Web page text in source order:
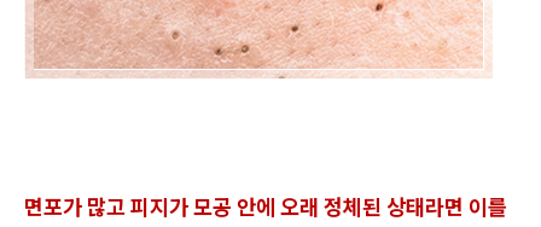
면포가 많고 피지가 모공 안에 오래 정체된 상태라면 이를